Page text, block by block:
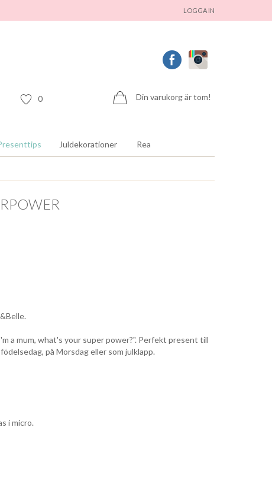
LOGGA IN
Din varukorg är tom!
0
Juldekorationer Rea
a mum, what's your super power?". Perfekt present till
på Morsdag eller som julklapp.
i micro.